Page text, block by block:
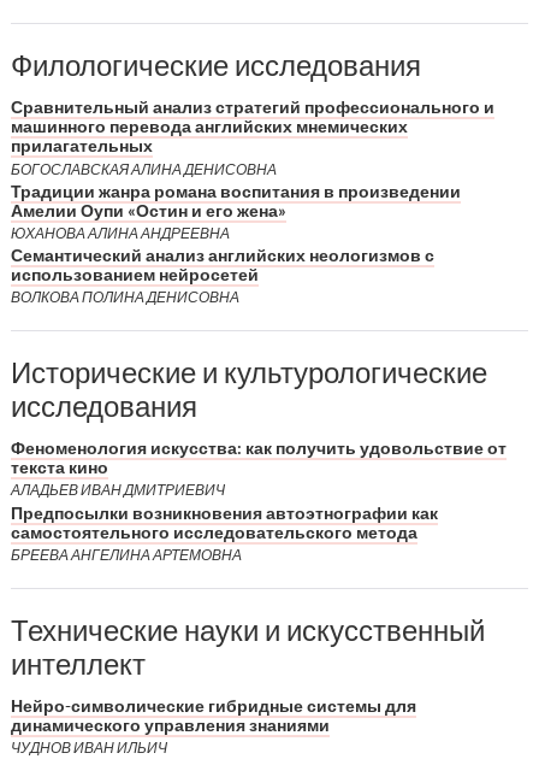
Филологические исследования
Сравнительный анализ стратегий профессионального и
машинного перевода английских мнемических
прилагательных
БОГОСЛАВСКАЯ АЛИНА ДЕНИСОВНА
Традиции жанра романа воспитания в произведении
Амелии Оупи «Остин и его жена»
ЮХАНОВА АЛИНА АНДРЕЕВНА
Семантический анализ английских неологизмов с
использованием нейросетей
ВОЛКОВА ПОЛИНА ДЕНИСОВНА
Исторические и культурологические
исследования
Феноменология искусства: как получить удовольствие от
текста кино
АЛАДЬЕВ ИВАН ДМИТРИЕВИЧ
Предпосылки возникновения автоэтнографии как
самостоятельного исследовательского метода
БРЕЕВА АНГЕЛИНА АРТЕМОВНА
Технические науки и искусственный
интеллект
Нейро-символические гибридные системы для
динамического управления знаниями
ЧУДНОВ ИВАН ИЛЬИЧ